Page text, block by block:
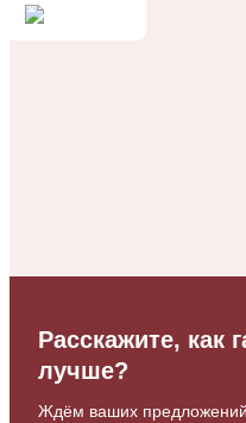
Расскажите, как
лучше?
Ждём ваших предложений